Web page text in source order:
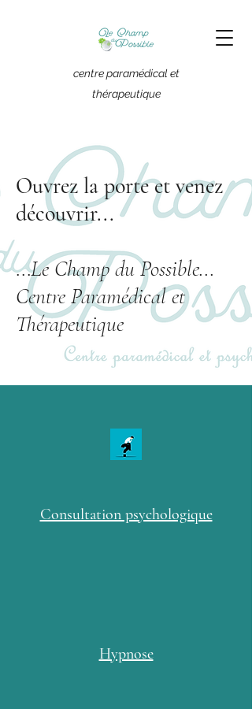
centre paramédical et
thérapeutique
Ouvrez la porte et venez
découvrir...
...Le Champ du Possible...
Centre Paramédical et
Thérapeutique
Consultation psychologique
Hypnose